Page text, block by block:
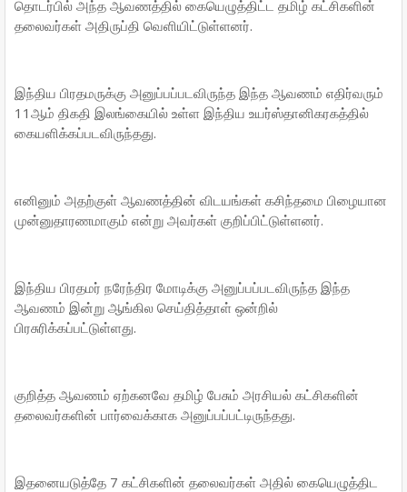
தொடர்பில் அந்த ஆவணத்தில் கையெழுத்திட்ட தமிழ் கட்சிகளின்
தலைவர்கள் அதிருப்தி வெளியிட்டுள்ளனர்.
இந்திய பிரதமருக்கு அனுப்பப்படவிருந்த இந்த ஆவணம் எதிர்வரும்
11ஆம் திகதி இலங்கையில் உள்ள இந்திய உயர்ஸ்தானிகரகத்தில்
கையளிக்கப்படவிருந்தது.
எனினும் அதற்குள் ஆவணத்தின் விடயங்கள் கசிந்தமை பிழையான
முன்னுதாரணமாகும் என்று அவர்கள் குறிப்பிட்டுள்ளனர்.
இந்திய பிரதமர் நரேந்திர மோடிக்கு அனுப்பப்படவிருந்த இந்த
ஆவணம் இன்று ஆங்கில செய்தித்தாள் ஒன்றில்
பிரசுரிக்கப்பட்டுள்ளது.
குறித்த ஆவணம் ஏற்கனவே தமிழ் பேசும் அரசியல் கட்சிகளின்
தலைவர்களின் பார்வைக்காக அனுப்பப்பட்டிருந்தது.
இதனையடுத்தே 7 கட்சிகளின் தலைவர்கள் அதில் கையெழுத்திட